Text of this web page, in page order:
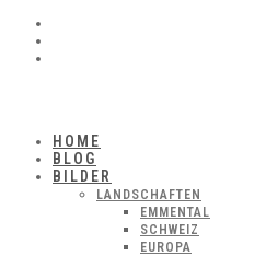
HOME
BLOG
BILDER
LANDSCHAFTEN
EMMENTAL
SCHWEIZ
EUROPA